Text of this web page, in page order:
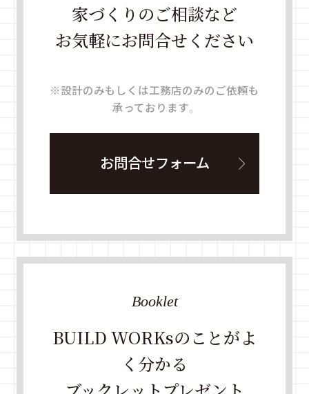
家づくりのご相談など
お気軽にお問合せください
※設計のみもしくは工務店のみのご依頼も
承っております。
お問合せフォーム
BUILD WORKsのことがよ
く分かる
Booklet